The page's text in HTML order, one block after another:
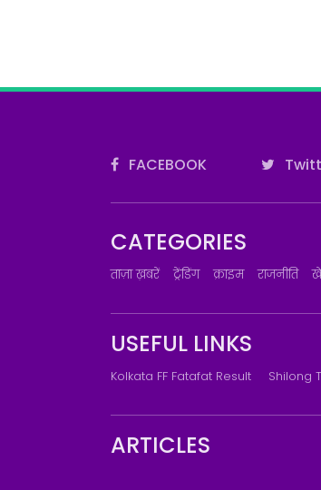
FACEBOOK
CATEGORIES
ताज़ा ख़बरें ट्रेंडिंग क्राइम राजनीति
USEFUL LINKS
Kolkata FF Fatafat Result Shilong
ARTICLES